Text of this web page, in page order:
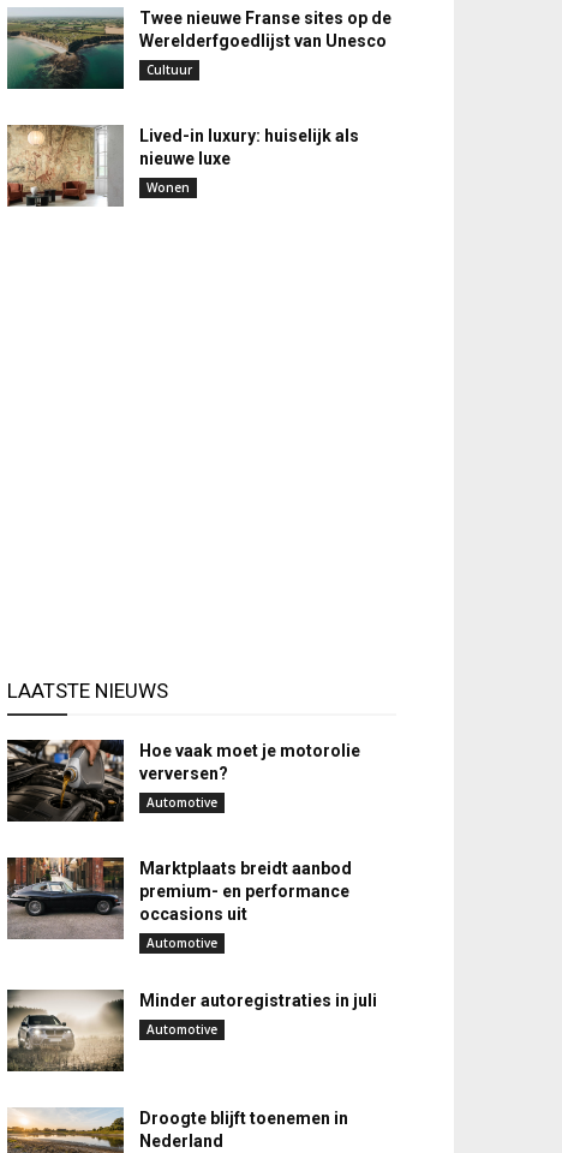
Twee nieuwe Franse sites op de
Werelderfgoedlijst van Unesco
Cultuur
Lived-in luxury: huiselijk als
nieuwe luxe
Wonen
LAATSTE NIEUWS
Hoe vaak moet je motorolie
verversen?
Automotive
Marktplaats breidt aanbod
premium- en performance
occasions uit
Automotive
Minder autoregistraties in juli
Automotive
Droogte blijft toenemen in
Nederland